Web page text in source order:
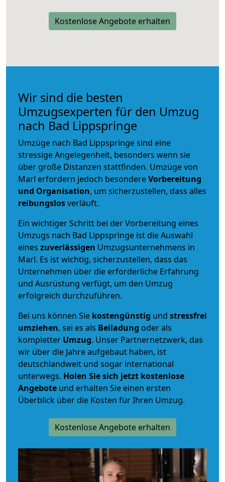
Kostenlose Angebote erhalten
Wir sind die besten
Umzugsexperten für den Umzug
nach Bad Lippspringe
Umzüge nach Bad Lippspringe sind eine
stressige Angelegenheit, besonders wenn sie
über große Distanzen stattfinden. Umzüge von
Marl erfordern jedoch besondereVorbereitung
und Organisation, um sicherzustellen, dass alles
reibungslosverläuft.
Ein wichtiger Schritt bei der Vorbereitung eines
Umzugs nach Bad Lippspringe ist die Auswahl
eines zuverlässigen Umzugsunternehmens in
Marl. Es ist wichtig, sicherzustellen, dass das
Unternehmen über die erforderliche Erfahrung
und Ausrüstung verfügt, um den Umzug
erfolgreich durchzuführen.
Bei uns können Sie kostengünstig und stressfrei
umziehen, sei es als Beiladung oder als
kompletter Umzug. Unser Partnernetzwerk, das
wir über die Jahre aufgebaut haben, ist
deutschlandweit und sogar international
unterwegs. Holen Sie sich jetzt kostenlose
Angebote und erhalten Sie einen ersten
Überblick über die Kosten für Ihren Umzug.
Kostenlose Angebote erhalten